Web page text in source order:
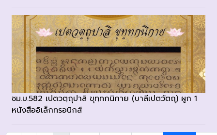
ชม.บ.582 เปตวตฺถุปาลิ ขุทฺทกนิกาย (บาลีเปตวัตถุ) ผูก 1
หนังสืออิเล็กทรอนิกส์